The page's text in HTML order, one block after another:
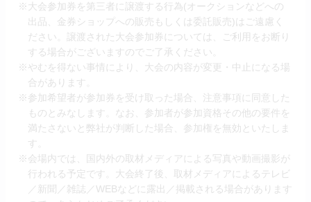
※大会参加券を第三者に譲渡する行為(オークションなどへの
出品、金券ショップへの販売もしくは委託販売)はご遠慮く
ださい。譲渡された大会参加券については、ご利用をお断り
する場合がございますのでご了承ください。
※やむを得ない事情により、大会の内容が変更・中止になる場
合があります。
※参加希望者が参加券を受け取った場合、注意事項に同意した
ものとみなします。なお、参加者が参加資格その他の要件を
満たさないと弊社が判断した場合、参加権を無効といたしま
す。
※会場内では、国内外の取材メディアによる写真や動画撮影が
行われる予定です。大会終了後、取材メディアによるテレビ
／新聞／雑誌／WEBなどに露出／掲載される場合があります